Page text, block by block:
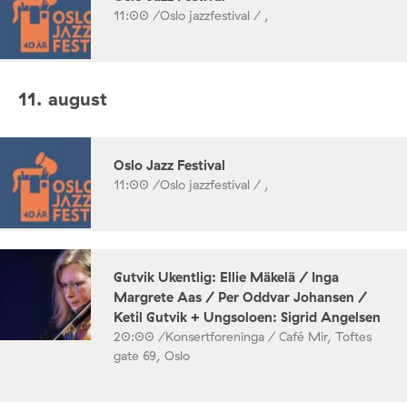
11:00 /Oslo jazzfestival / ,
11. august
Oslo Jazz Festival
11:00 /Oslo jazzfestival / ,
Gutvik Ukentlig: Ellie Mäkelä / Inga
Margrete Aas / Per Oddvar Johansen /
Ketil Gutvik + Ungsoloen: Sigrid Angelsen
20:00 /Konsertforeninga / Café Mir, Toftes
gate 69, Oslo